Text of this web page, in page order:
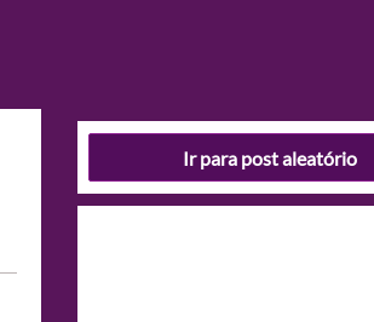
Ir para post aleatório